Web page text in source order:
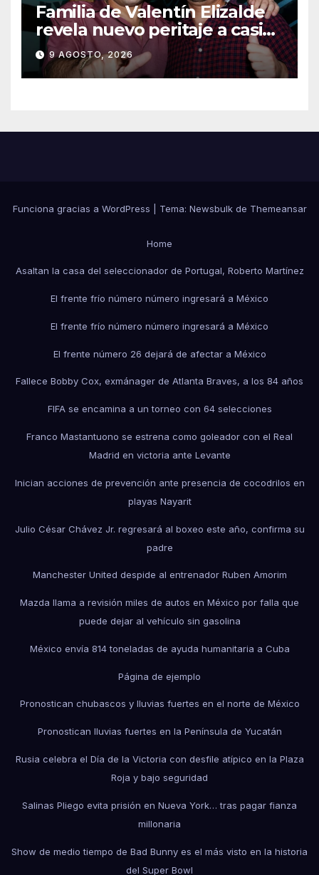
Familia de Valentín Elizalde
revela nuevo peritaje a casi
20 años de su homîcîdîo
9 AGOSTO, 2026
Funciona gracias a WordPress Tema: Newsbulkde Themeansar
Home
Asaltan la casa del seleccionador de Portugal, Roberto Martínez
El frente frío número número ingresará a México
El frente frío número número ingresará a México
El frente número 26 dejará de afectar a México
Fallece Bobby Cox, exmánager de Atlanta Braves, a los 84 años
FIFA se encamina a un torneo con 64 selecciones
Franco Mastantuono se estrena como goleador con el Real
Madrid en victoria ante Levante
Inician acciones de prevención ante presencia de cocodrilos en
playas Nayarit
Julio César Chávez Jr. regresará al boxeo este año, confirma su
padre
Manchester United despide al entrenador Ruben Amorim
Mazda llama a revisión miles de autos en México por falla que
puede dejar al vehículo sin gasolina
México envía 814 toneladas de ayuda humanitaria a Cuba
Página de ejemplo
Pronostican chubascos y lluvias fuertes en el norte de México
Pronostican lluvias fuertes en la Península de Yucatán
Rusia celebra el Día de la Victoria con desfile atípico en la Plaza
Roja y bajo seguridad
Salinas Pliego evita prisión en Nueva York… tras pagar fianza
millonaria
Show de medio tiempo de Bad Bunny es el más visto en la historia
del Super Bowl